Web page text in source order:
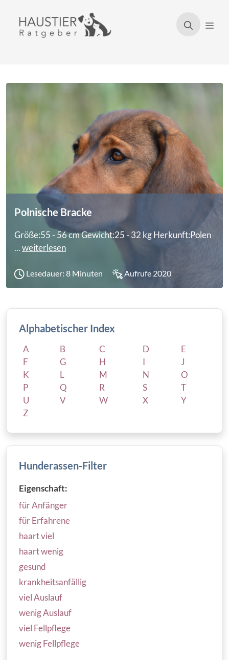
Inhalt
springen
Polnische Bracke
Größe:55 - 56 cm Gewicht:25 - 32 kg Herkunft:Polen
...weiterlesen
Lesedauer: 8 Minuten Aufrufe 2020
Alphabetischer Index
A B C D
E
F
G H I
J
K
L M N
O
P
Q R S
T
U
V W X
Y
Z
Hunderassen-Filter
Eigenschaft:
für Anfänger
für Erfahrene
haart viel
haart wenig
gesund
krankheitsanfällig
viel Auslauf
wenig Auslauf
viel Fellpflege
wenig Fellpflege